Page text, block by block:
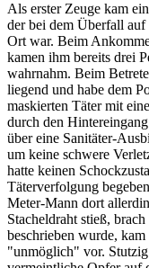
Als erster Zeuge kam
der bei dem Überfall auf
Ort war. Beim
kamen ihm bereits drei
wahrnahm. Beim
liegend und habe dem
maskierten Täter mit
durch den
über eine Sanitäter-
um keine schwere
hatte keinen
Täterverfolgung
Meter-Mann dort
Stacheldraht stieß,
beschrieben wurde,
"unmöglich" vor.